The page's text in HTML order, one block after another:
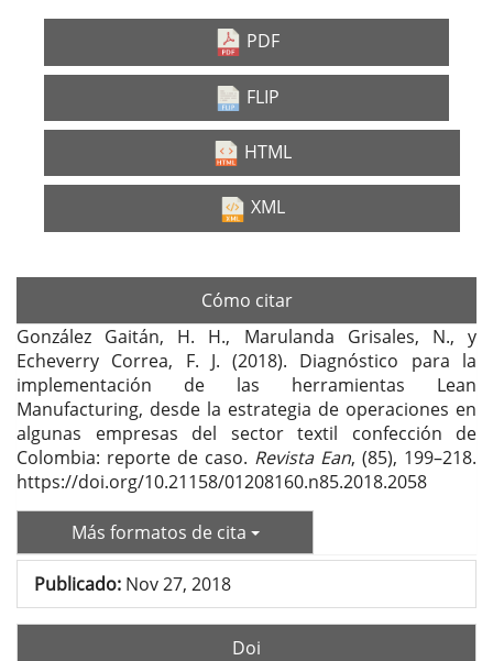
PDF
FLIP
HTML
XML
Cómo citar
González Gaitán, H. H., Marulanda Grisales, N., y
Echeverry Correa, F. J. (2018). Diagnóstico para la
implementación de las herramientas Lean
Manufacturing, desde la estrategia de operaciones en
algunas empresas del sector textil confección de
Colombia: reporte de caso. Revista Ean, (85), 199–218.
https://doi.org/10.21158/01208160.n85.2018.2058
Más formatos de cita
Publicado: Nov 27, 2018
Doi